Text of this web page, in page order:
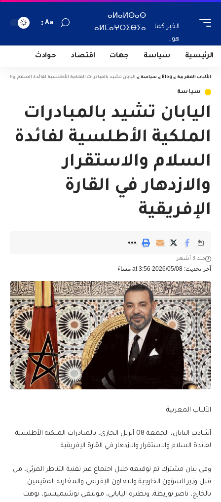
الخبر كما
هو...
ⴰⵍⴰⵍⴱⴰⴱ
ⴰⵍⵎⴰⵖⵔⵉⴱⵢⴰ
Aa
الرئيسية سياسة جهات اقتصاد حوادث
الألباب المغربية >
Blog
> سياسة > اليابان تشيد بالمبادرات الملكية الأطلسية لفائدة السلام
سياسة
اليابان تشيد بالمبادرات
الملكية الأطلسية لفائدة
السلام والاستقرار
والازدهار في القارة
الإفريقية
آخر تحديث: 2026/05/08 at 3:56 مساءً
منذ 3 أشهر
الألباب المغربية
أشادت اليابان، الجمعة 08 أبريل الجاري، بالمبادرات الملكية الأطلسية
لفائدة السلام والاستقرار والازدهار في القارة الإفريقية.
وفي بيان مشترك تم توقيعه خلال اجتماع عبر تقنية التناظر المرئي، من
قبل وزير الشؤون الخارجية والتعاون الإفريقي والمغاربة المقيمين
بالخارج، ناصر بوريطة، ونظيره الياباني، مـوتيغي توشيميتسو، نوهت